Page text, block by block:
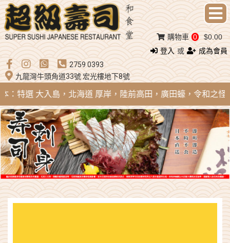
登入 或
成為會員
2759 0393
九龍灣牛頭角道33號 宏光樓地下8號
購物車 0 $0.00
：特選 大入島，北海道 厚岸，陸前高田，廣田蠔，令和之